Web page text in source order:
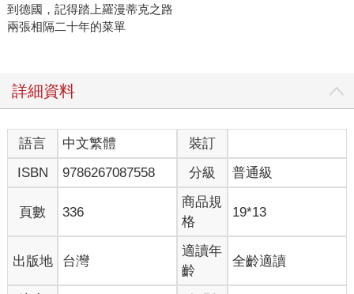
到德國，記得踏上羅漫蒂克之路
兩張相隔二十年的菜單
詳細資料
語言 中文繁體
裝訂
ISBN
9786267087558 分級 普通級
頁數 336
商品規
格
19*13
出版地 台灣
適讀年
齡
全齡適讀